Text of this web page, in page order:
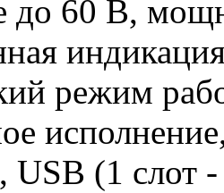
до 60 В,
режим
(1 слот -